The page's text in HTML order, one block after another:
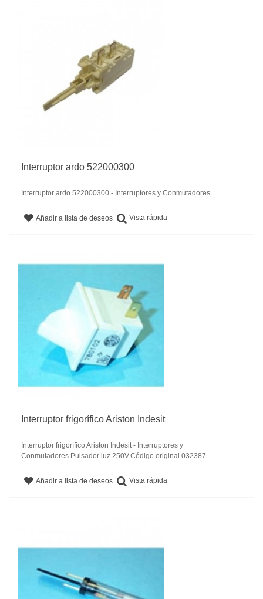
Interruptor ardo 522000300
Interruptor ardo 522000300 - Interruptores y Conmutadores.
Añadir a lista de deseos Vista rápida
Interruptor frigorífico Ariston Indesit
Interruptor frigorífico Ariston Indesit - Interruptores y
Conmutadores.Pulsador luz 250V.Código original 032387
Añadir a lista de deseos Vista rápida